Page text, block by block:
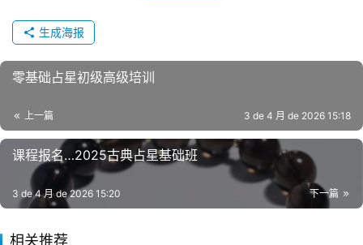
生成海报
零基础占星初级高级培训
上一篇 3 de 4 月 de 2026 15:18
课程报名…2025古典占星基础班
下一篇
3 de 4 月 de 2026 15:20
相关推荐